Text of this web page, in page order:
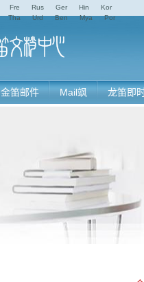
Fre Rus Ger Hin
Kor
Tha Urd Ben Mya
Por
金笛邮件 Mail飒 龙笛即